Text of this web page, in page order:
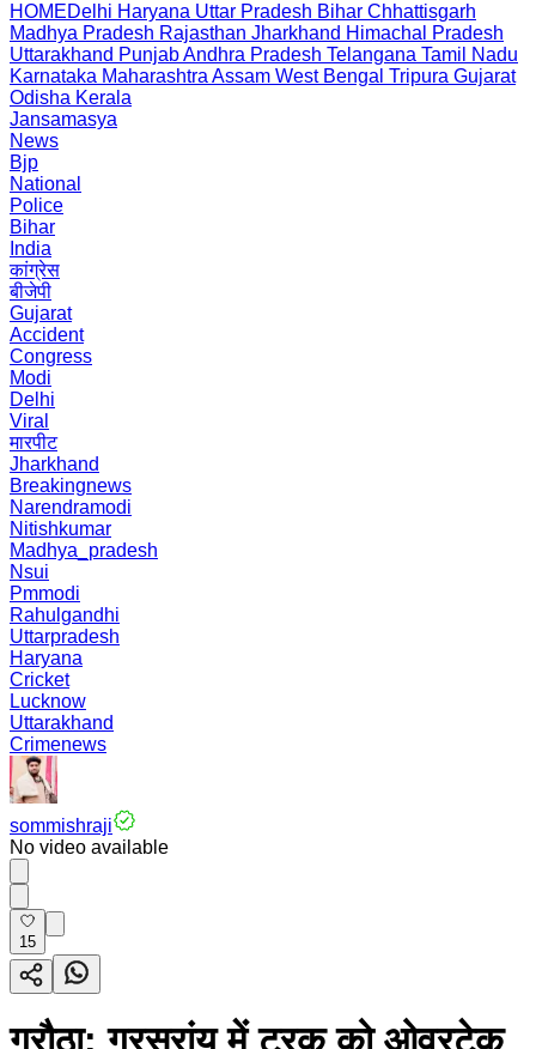
HOMEDelhi Haryana Uttar Pradesh Bihar Chhattisgarh
Madhya Pradesh Rajasthan Jharkhand Himachal Pradesh
Uttarakhand PunjabAndhra Pradesh Telangana Tamil Nadu
Karnataka Maharashtra Assam West Bengal Tripura Gujarat
Odisha Kerala
Jansamasya
News
Bjp
National
Police
Bihar
India
कांग्रेस
बीजेपी
Gujarat
Accident
Congress
Modi
Delhi
Viral
मारपीट
Jharkhand
Breakingnews
Narendramodi
Nitishkumar
Madhya_pradesh
Nsui
Pmmodi
Rahulgandhi
Uttarpradesh
Haryana
Cricket
Lucknow
Uttarakhand
Crimenews
sommishraji
No video available
15